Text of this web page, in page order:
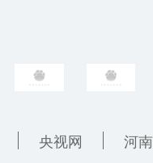
央视网
河